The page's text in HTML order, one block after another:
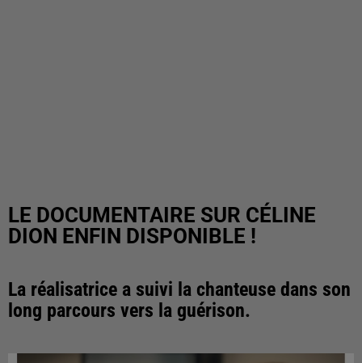
LE DOCUMENTAIRE SUR CÉLINE
DION ENFIN DISPONIBLE !
La réalisatrice a suivi la chanteuse dans son
long parcours vers la guérison.